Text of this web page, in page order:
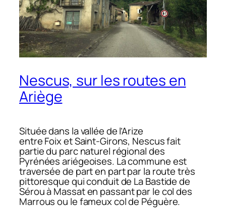
Nescus, sur les routes en
Ariège
Située dans la vallée de l’Arize
entre Foix et Saint-Girons, Nescus fait
partie du parc naturel régional des
Pyrénées ariégeoises. La commune est
traversée de part en part par la route très
pittoresque qui conduit de La Bastide de
Sérou à Massat en passant par le col des
Marrous ou le fameux col de Péguère.